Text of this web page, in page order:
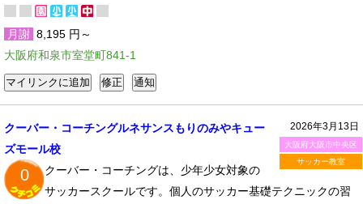
月謝 8,195 円～
大阪府和泉市室堂町841-1
2026年3月13日
大阪府大阪市中央区
サッカー教室
クーバー・コーチングルネサンスもりのみやキュー
ズモール校
0
クーバー・コーチングは、少年少女対象の
サッカースクールです。個人のサッカー基礎テクニックの習